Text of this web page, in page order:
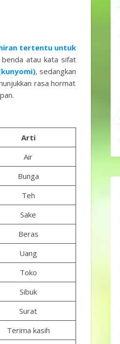
tertentu untuk
atau kata sifat
, sedangkan
rasa hormat
Arti
Air
Bunga
Teh
Sake
Beras
Uang
Toko
Sibuk
Surat
Terima kasih